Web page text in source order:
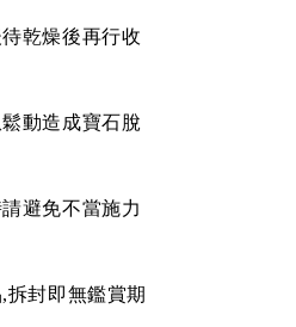
乾燥後再行收
動造成寶石脫
避免不當施力
封即無鑑賞期